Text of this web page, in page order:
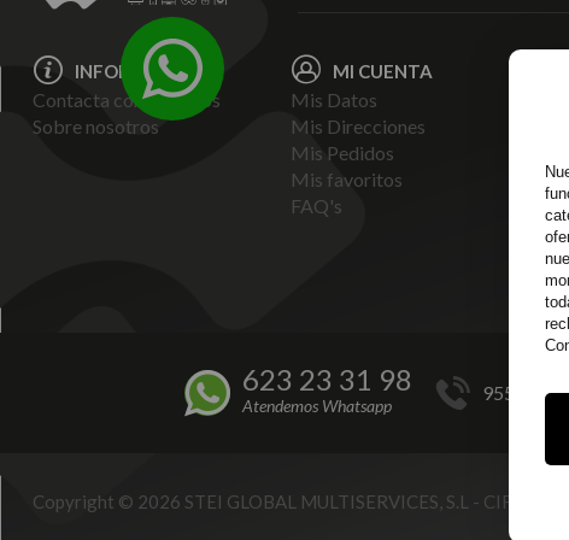
INFORMACIÓN
Contacta con nosotros
Sobre nosotros
MI CUENTA
Mis Datos
Mis Direcciones
Mis Pedidos
Mis favoritos
FAQ's
Pago
623 23 31 98
Atendemos Whatsapp
955 44 45
Copyright © 2026 STEI GLOBAL MULTISERVICES, S.L - CIF